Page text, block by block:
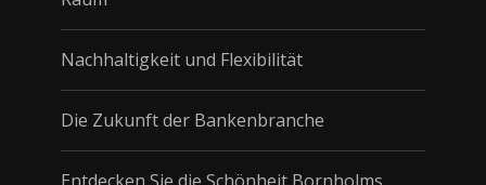
Nachhaltigkeit und Flexibilität
Die Zukunft der Bankenbranche